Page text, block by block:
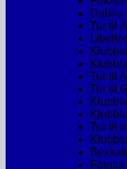
Dublin
Tur til
Tur til
Tur til
Tur til